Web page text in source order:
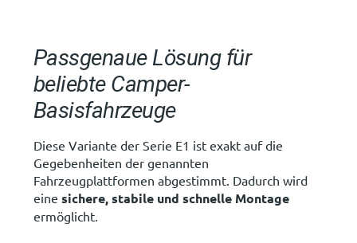
Passgenaue Lösung für
beliebte Camper-
Basisfahrzeuge
Diese Variante der Serie E1 ist exakt auf die
Gegebenheiten der genannten
Fahrzeugplattformen abgestimmt. Dadurch wird
eine sichere, stabile und schnelle Montage
ermöglicht.